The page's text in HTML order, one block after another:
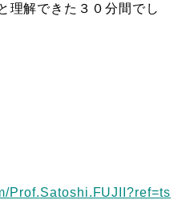
理解できた３０分間でし
Prof.Satoshi.FUJII?ref=ts